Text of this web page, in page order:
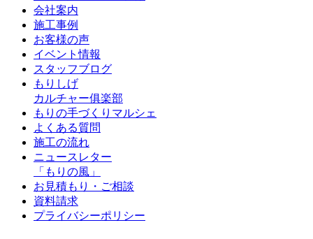
会社案内
施工事例
お客様の声
イベント情報
スタッフブログ
もりしげ
カルチャー俱楽部
もりの手づくりマルシェ
よくある質問
施工の流れ
ニュースレター
「もりの風」
お見積もり・ご相談
資料請求
プライバシーポリシー